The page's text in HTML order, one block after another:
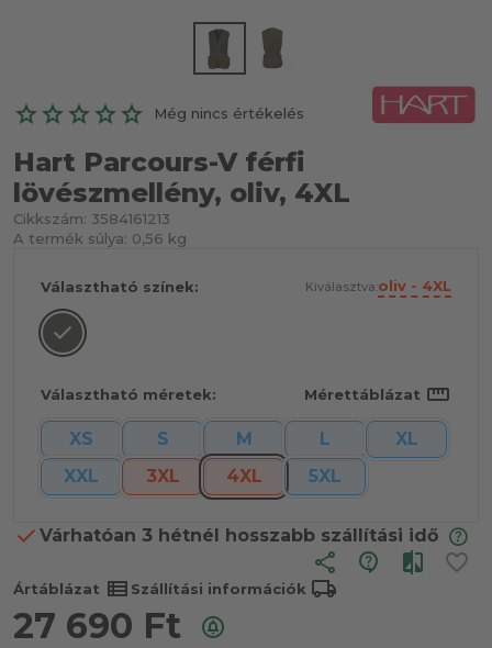
Még nincs értékelés
Hart Parcours-V férfi
lövészmellény, oliv, 4XL
Cikkszám: 3584161213
A termék súlya: 0,56 kg
Választható színek: Kiválasztva:oliv - 4XL
Választható méretek: Mérettáblázat straighten
XS S M L
XL
XXL
3XL 4XL 5XL
Várhatóan 3 hétnél hosszabb szállítási idő
share
Ártáblázat view_list Szállítási információk local_shipping
27 690 Ft